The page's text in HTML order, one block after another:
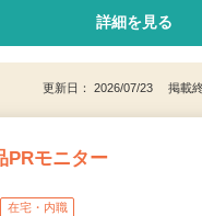
詳細を見る
更新日： 2026/07/23 掲載
PRモニター
在宅・内職